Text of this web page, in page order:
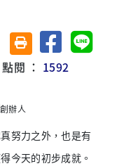
友善列印(另開視窗)
分享至臉書分享
點閱 ： 1592
努力之外，也是有
今天的初步成就。